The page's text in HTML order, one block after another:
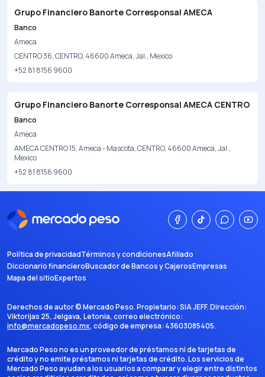
Grupo Financiero Banorte Corresponsal AMECA
Banco
Ameca
CENTRO 36, CENTRO, 46600 Ameca, Jal., Mexico
+52 81 8156 9600
Grupo Financiero Banorte Corresponsal AMECA CENTRO
Banco
Ameca
AMECA CENTRO 15, Ameca - Mascota, CENTRO, 46600 Ameca, Jal.,
Mexico
+52 81 8156 9600
Política de privacidadTérminos y condicionesAfiliado
Diccionario financieroBuscador de Bancos y CajerosEmpresas
Mapa del sitioExpertos
Derechos de autor ©Mercado Peso. Propietario:SIA JEFF. Dirección:
Viktorijas 25, Jelgava, Letonia, correo electrónico:
info@mercadopeso.mx, código de empresa: 43603085405.
Mercado Peso no es un proveedor de préstamos ni de tarjetas de
crédito y no emite préstamos ni tarjetas de crédito. Los servicios de
Mercado Peso ayudan a los usuarios a comparar y elegir entre distintos